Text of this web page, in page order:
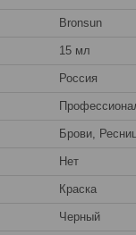
Bronsun
15 мл
Россия
Брови,
Нет
Краска
Черный